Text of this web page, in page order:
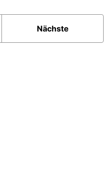
Nächste